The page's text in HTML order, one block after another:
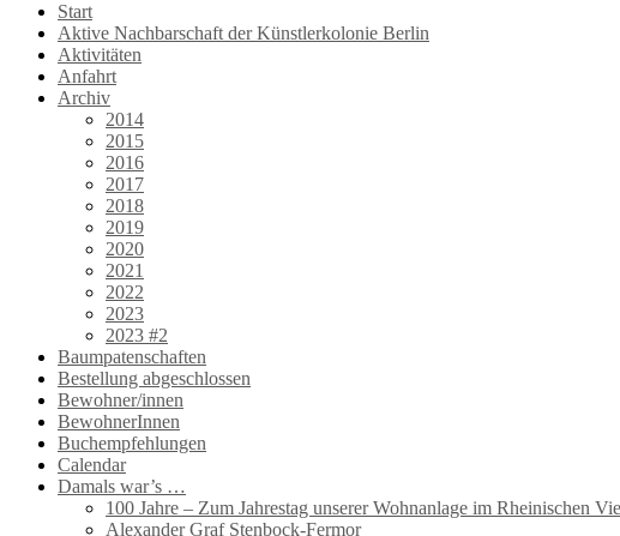
Start
Aktive Nachbarschaft der Künstlerkolonie Berlin
Aktivitäten
Anfahrt
Archiv
2014
2015
2016
2017
2018
2019
2020
2021
2022
2023
2023 #2
Baumpatenschaften
Bestellung abgeschlossen
Bewohner/innen
BewohnerInnen
Buchempfehlungen
Calendar
Damals war’s …
100 Jahre – Zum Jahrestag unserer Wohnanlage im Rheinischen
Alexander Graf Stenbock-Fermor